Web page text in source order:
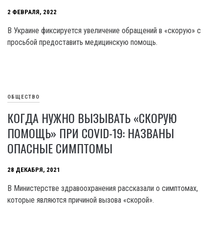
2 ФЕВРАЛЯ, 2022
В Украине фиксируется увеличение обращений в «скорую» с
просьбой предоставить медицинскую помощь.
ОБЩЕСТВО
КОГДА НУЖНО ВЫЗЫВАТЬ «СКОРУЮ
ПОМОЩЬ» ПРИ COVID-19: НАЗВАНЫ
ОПАСНЫЕ СИМПТОМЫ
28 ДЕКАБРЯ, 2021
В Министерстве здравоохранения рассказали о симптомах,
которые являются причиной вызова «скорой».